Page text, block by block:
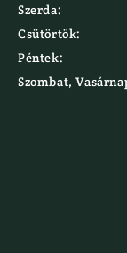
Szerda:
Csütörtök:
Péntek:
Szombat,